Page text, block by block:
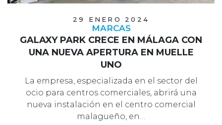
29 ENERO 2024
MARCAS
GALAXY PARK CRECE EN MÁLAGA CON
UNA NUEVA APERTURA EN MUELLE
UNO
La empresa, especializada en el sector del
ocio para centros comerciales, abrirá una
nueva instalación en el centro comercial
malagueño, en…